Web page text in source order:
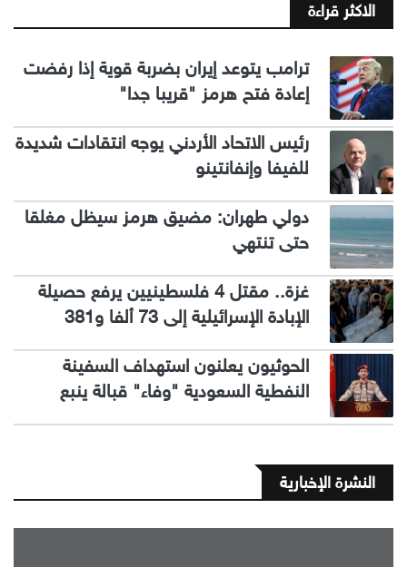
الاكثر قراءة
ترامب يتوعد إيران بضربة قوية إذا رفضت
إعادة فتح هرمز "قريبا جدا"
رئيس الاتحاد الأردني يوجه انتقادات شديدة
للفيفا وإنفانتينو
دولي طهران: مضيق هرمز سيظل مغلقا
حتى تنتهي
غزة.. مقتل 4 فلسطينيين يرفع حصيلة
الإبادة الإسرائيلية إلى 73 ألفا و381
الحوثيون يعلنون استهداف السفينة
النفطية السعودية "وفاء" قبالة ينبع
النشرة الإخبارية